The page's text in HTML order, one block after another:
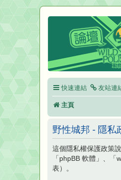
快速連結 友站連
主頁
野性城邦 - 隱私
這個隱私權保護政策
「phpBB 軟體」、
表）。